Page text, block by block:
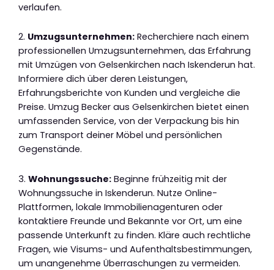
verlaufen.
2. Umzugsunternehmen: Recherchiere nach einem
professionellen Umzugsunternehmen, das Erfahrung
mit Umzügen von Gelsenkirchen nach Iskenderun hat.
Informiere dich über deren Leistungen,
Erfahrungsberichte von Kunden und vergleiche die
Preise. Umzug Becker aus Gelsenkirchen bietet einen
umfassenden Service, von der Verpackung bis hin
zum Transport deiner Möbel und persönlichen
Gegenstände.
3. Wohnungssuche: Beginne frühzeitig mit der
Wohnungssuche in Iskenderun. Nutze Online-
Plattformen, lokale Immobilienagenturen oder
kontaktiere Freunde und Bekannte vor Ort, um eine
passende Unterkunft zu finden. Kläre auch rechtliche
Fragen, wie Visums- und Aufenthaltsbestimmungen,
um unangenehme Überraschungen zu vermeiden.